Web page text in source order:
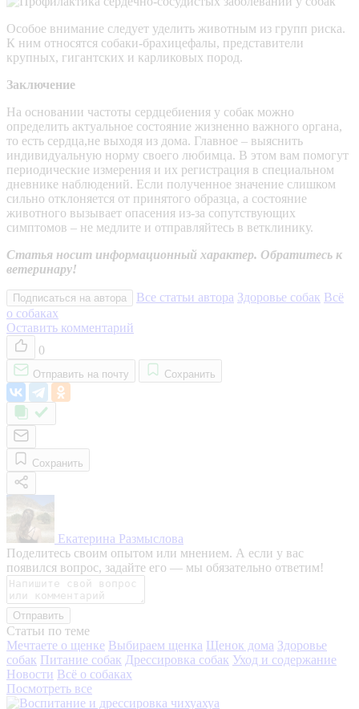
Особое внимание следует уделить животным из групп риска.
К ним относятся собаки-брахицефалы, представители
крупных, гигантских и карликовых пород.
Заключение
На основании частоты сердцебиения у собак можно
определить актуальное состояние жизненно важного органа,
то есть сердца,не выходя из дома. Главное – выяснить
индивидуальную норму своего любимца. В этом вам помогут
периодические измерения и их регистрация в специальном
дневнике наблюдений. Если полученное значение слишком
сильно отклоняется от принятого образца, а состояние
животного вызывает опасения из-за сопутствующих
симптомов – не медлите и отправляйтесь в ветклинику.
Статья носит информационный характер. Обратитесь к
ветеринару!
Подписаться на автора Все статьи автора Здоровье собак Всё
о собаках
Оставить комментарий
0
Отправить на почту Сохранить
Сохранить
Екатерина Размыслова
Поделитесь своим опытом или мнением. А если у вас
появился вопрос, задайте его — мы обязательно ответим!
Отправить
Статьи по теме
Мечтаете о щенке Выбираем щенка Щенок дома Здоровье
собак Питание собак Дрессировка собак Уход и содержание
Новости Всё о собаках
Посмотреть все